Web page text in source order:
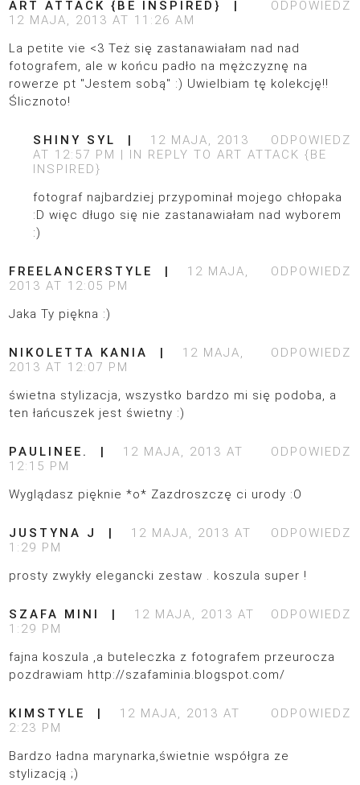
ODPOWIEDZ
ART ATTACK {BE INSPIRED}
12 MAJA, 2013 AT 11:26 AM
La petite vie <3 Też się zastanawiałam nad nad
fotografem, ale w końcu padło na mężczyznę na
rowerze pt "Jestem sobą" :) Uwielbiam tę kolekcję!!
Ślicznoto!
ODPOWIEDZ
SHINY SYL
12 MAJA, 2013
AT 12:57 PM
IN REPLY TOART ATTACK {BE
INSPIRED}
fotograf najbardziej przypominał mojego chłopaka
:D więc długo się nie zastanawiałam nad wyborem
:)
ODPOWIEDZ
FREELANCERSTYLE
12 MAJA,
2013 AT 12:05 PM
Jaka Ty piękna :)
ODPOWIEDZ
NIKOLETTA KANIA
12 MAJA,
2013 AT 12:07 PM
świetna stylizacja, wszystko bardzo mi się podoba, a
ten łańcuszek jest świetny :)
ODPOWIEDZ
PAULINEE.
12 MAJA, 2013 AT
12:15 PM
Wyglądasz pięknie *o* Zazdroszczę ci urody :O
ODPOWIEDZ
JUSTYNA J
12 MAJA, 2013 AT
1:29 PM
prosty zwykły elegancki zestaw . koszula super !
ODPOWIEDZ
SZAFA MINI
12 MAJA, 2013 AT
1:29 PM
fajna koszula ,a buteleczka z fotografem przeurocza
pozdrawiam http://szafaminia.blogspot.com/
ODPOWIEDZ
KIMSTYLE
12 MAJA, 2013 AT
2:23 PM
Bardzo ładna marynarka,świetnie współgra ze
stylizacją ;)